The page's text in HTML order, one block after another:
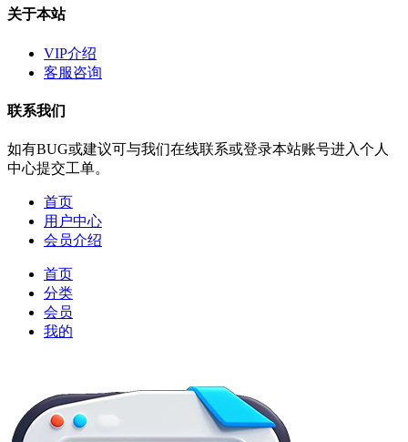
关于本站
VIP介绍
客服咨询
联系我们
如有BUG或建议可与我们在线联系或登录本站账号进入个人
中心提交工单。
首页
用户中心
会员介绍
首页
分类
会员
我的